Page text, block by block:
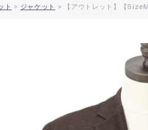
ト > ジャケット > 【アウトレット】【